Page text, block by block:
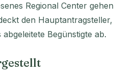
Regional Center
den
Begünstigte ab.